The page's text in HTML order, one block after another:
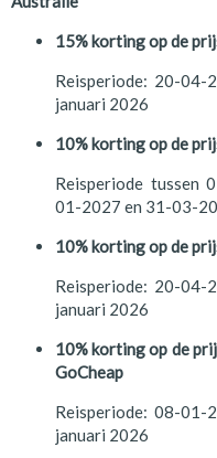
15% korting op de
Reisperiode: 20-
januari 2026
10% korting op de
Reisperiode tussen
01-2027 en 31-03-
10% korting op de
Reisperiode: 20-
januari 2026
10% korting op de
GoCheap
Reisperiode: 08-
januari 2026